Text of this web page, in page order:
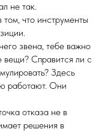
не так.
что инструменты
звена, тебе важно
вещи? Справится ли с
Здесь
работают. Они
отказа не в
решения в